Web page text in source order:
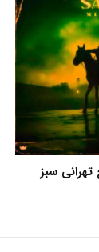
تهرانی سبز